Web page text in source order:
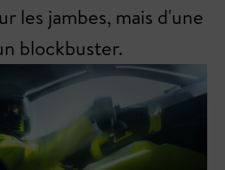
les jambes, mais d'une
blockbuster.